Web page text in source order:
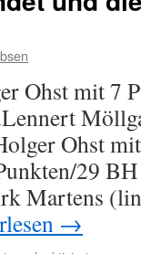
Ohst mit 7
Ohst
29
Martens
→